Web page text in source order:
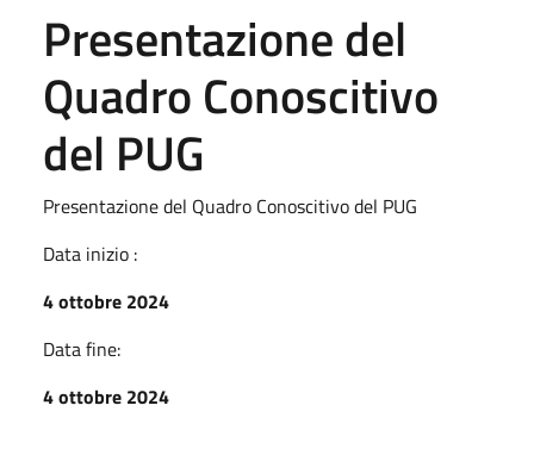
Presentazione del
Quadro Conoscitivo
del PUG
Presentazione del Quadro Conoscitivo del PUG
Data inizio :
4 ottobre 2024
Data fine:
4 ottobre 2024